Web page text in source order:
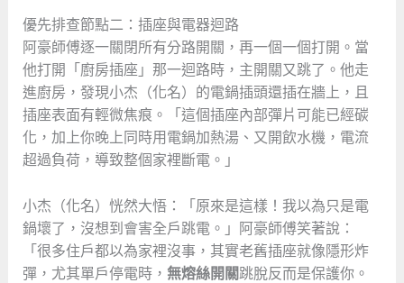
優先排查節點二：插座與電器迴路
阿豪師傅逐一關閉所有分路開關，再一個一個打開。當
他打開「廚房插座」那一迴路時，主開關又跳了。他走
進廚房，發現小杰（化名）的電鍋插頭還插在牆上，且
插座表面有輕微焦痕。「這個插座內部彈片可能已經碳
化，加上你晚上同時用電鍋加熱湯、又開飲水機，電流
超過負荷，導致整個家裡斷電。」
小杰（化名）恍然大悟：「原來是這樣！我以為只是電
鍋壞了，沒想到會害全戶跳電。」阿豪師傅笑著說：
「很多住戶都以為家裡沒事，其實老舊插座就像隱形炸
彈，尤其單戶停電時， 無熔絲開關跳脫反而是保護你。